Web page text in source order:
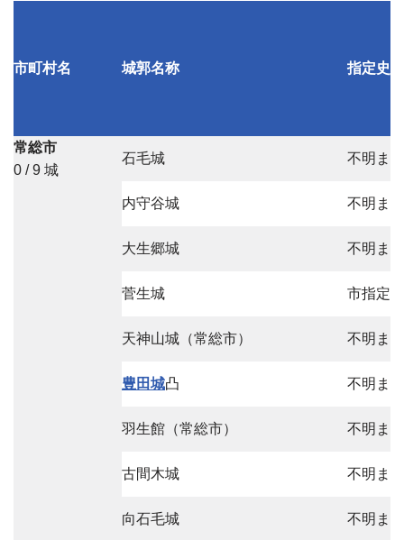
市町村名 城郭名称 指定史跡
常総市
0 / 9 城
石毛城 不明ま
内守谷城 不明ま
大生郷城 不明ま
菅生城 市指定
天神山城（常総市） 不明ま
豊田城凸 不明ま
羽生館（常総市） 不明ま
古間木城 不明ま
向石毛城 不明ま